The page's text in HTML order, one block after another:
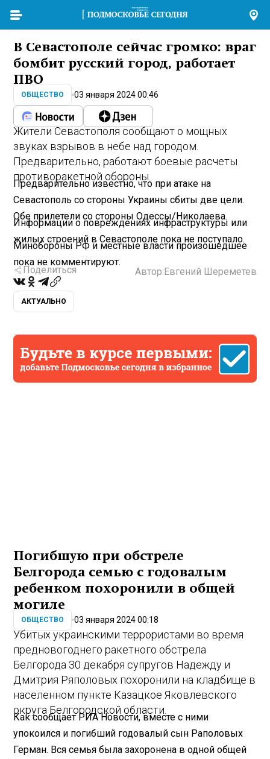
В Севастополе сейчас громко: враг
бомбит русский город, работает
ПВО
ОБЩЕСТВО 03 января 2024 00:46
Жители Севастополя сообщают о мощных
звуках взрывов в небе над городом.
Предварительно, работают боевые расчеты
противоракетной обороны.
Предварительно известно, что при атаке на
Севастополь со стороны Украины сбиты две цели.
Обе прилетели со стороны Одессы/Николаева.
Информации о повреждениях инфраструктуры или
жилых строений в Севастополе пока не поступало.
Минобороны РФ и местные власти произошедшее
пока не комментируют.
Поделиться Автор: Евгений Шереметев
АКТУАЛЬНО
Погибшую при обстреле
Белгорода семью с годовалым
ребенком похоронили в общей
могиле
ОБЩЕСТВО 03 января 2024 00:18
Убитых украинскими террористами во время
предновогоднего ракетного обстрела
Белгорода 30 декабря супругов Надежду и
Дмитрия Ряполовых похоронили на кладбище в
населенном пункте Казацкое Яковлевского
округа Белгородской области.
Как сообщает РИА Новости, вместе с ними
упокоился и погибший годовалый сын Раполовых
Герман. Вся семья была захоронена в одной общей